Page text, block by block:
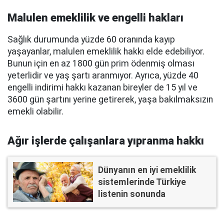
Malulen emeklilik ve engelli hakları
Sağlık durumunda yüzde 60 oranında kayıp
yaşayanlar, malulen emeklilik hakkı elde edebiliyor.
Bunun için en az 1800 gün prim ödenmiş olması
yeterlidir ve yaş şartı aranmıyor. Ayrıca, yüzde 40
engelli indirimi hakkı kazanan bireyler de 15 yıl ve
3600 gün şartını yerine getirerek, yaşa bakılmaksızın
emekli olabilir.
Ağır işlerde çalışanlara yıpranma hakkı
Dünyanın en iyi emeklilik
sistemlerinde Türkiye
listenin sonunda